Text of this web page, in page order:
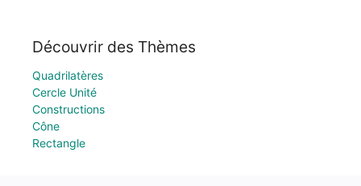
Découvrir des Thèmes
Quadrilatères
Cercle Unité
Constructions
Cône
Rectangle